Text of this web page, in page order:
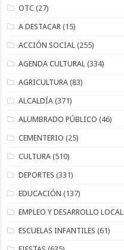
OTC (27)
A DESTACAR (15)
ACCIÓN SOCIAL (255)
AGENDA CULTURAL (334)
AGRICULTURA (83)
ALCALDÍA (371)
ALUMBRADO PÚBLICO (46)
CEMENTERIO (25)
CULTURA (510)
DEPORTES (331)
EDUCACIÓN (137)
EMPLEO Y DESARROLLO LOCAL
ESCUELAS INFANTILES (61)